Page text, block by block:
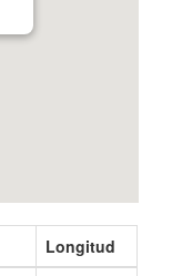
Longitud